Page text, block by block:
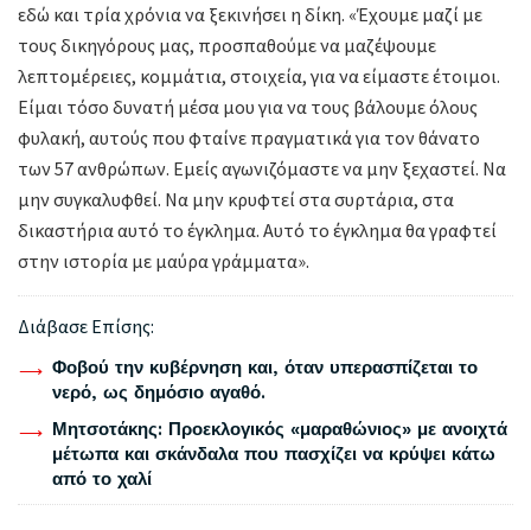
εδώ και τρία χρόνια να ξεκινήσει η δίκη. «Έχουμε μαζί με
τους δικηγόρους μας, προσπαθούμε να μαζέψουμε
λεπτομέρειες, κομμάτια, στοιχεία, για να είμαστε έτοιμοι.
Είμαι τόσο δυνατή μέσα μου για να τους βάλουμε όλους
φυλακή, αυτούς που φταίνε πραγματικά για τον θάνατο
των 57 ανθρώπων. Εμείς αγωνιζόμαστε να μην ξεχαστεί. Να
μην συγκαλυφθεί. Να μην κρυφτεί στα συρτάρια, στα
δικαστήρια αυτό το έγκλημα. Αυτό το έγκλημα θα γραφτεί
στην ιστορία με μαύρα γράμματα».
Διάβασε Επίσης:
Φοβού την κυβέρνηση και, όταν υπερασπίζεται το
νερό, ως δημόσιο αγαθό.
Μητσοτάκης: Προεκλογικός «μαραθώνιος» με ανοιχτά
μέτωπα και σκάνδαλα που πασχίζει να κρύψει κάτω
από το χαλί